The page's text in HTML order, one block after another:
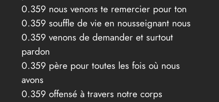
0.359 nous venons te remercier pour ton
0.359 souffle de vie en nousseignant nous
0.359 venons de demander et surtout
pardon
0.359 père pour toutes les fois où nous
avons
0.359 offensé à travers notre corps